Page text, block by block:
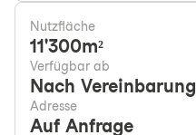
Nutzfläche
11'300m²
Verfügbar ab
Nach Vereinbarung
Adresse
Auf Anfrage